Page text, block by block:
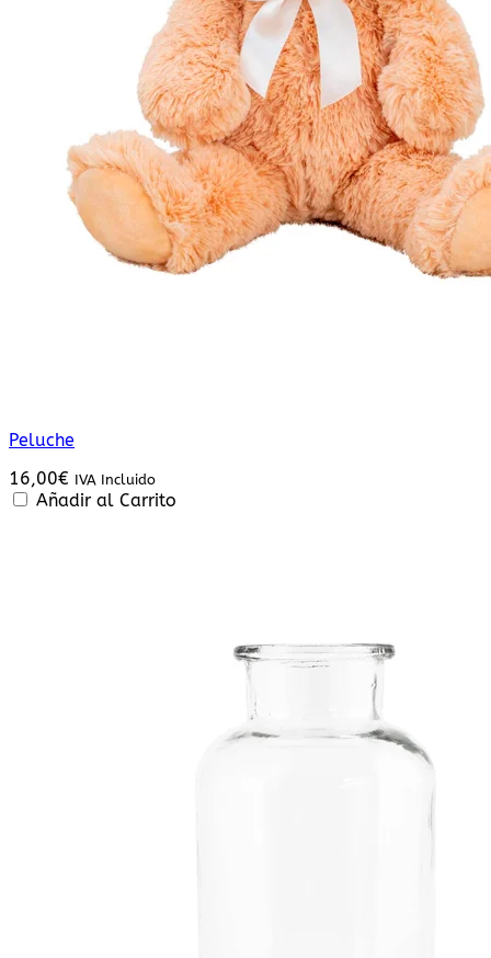
Peluche
16,00€ IVA Incluido
Añadir al Carrito